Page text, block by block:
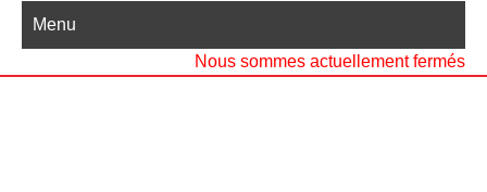
Menu
Nous sommes actuellement fermés